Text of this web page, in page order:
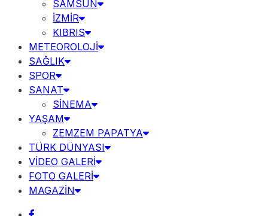
SAMSUN
İZMİR
KIBRIS
METEOROLOJİ
SAĞLIK
SPOR
SANAT
SİNEMA
YAŞAM
ZEMZEM PAPATYA
TÜRK DÜNYASI
VİDEO GALERİ
FOTO GALERİ
MAGAZİN